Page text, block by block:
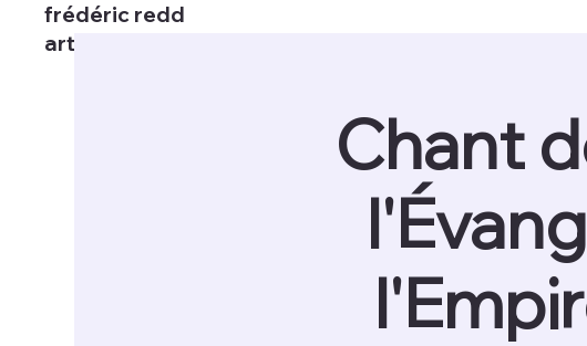
frédéric redd
artiste interprète.
Chant